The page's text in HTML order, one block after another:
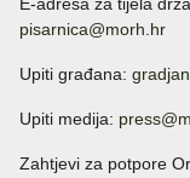
pisarnica@morh.hr
Upiti građana:
Upiti medija:
Zahtjevi za potpore